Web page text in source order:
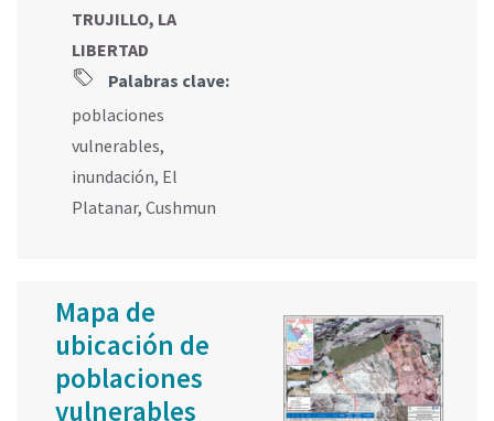
TRUJILLO, LA
LIBERTAD
Palabras clave:
poblaciones
vulnerables,
inundación, El
Platanar, Cushmun
Mapa de
ubicación de
poblaciones
vulnerables